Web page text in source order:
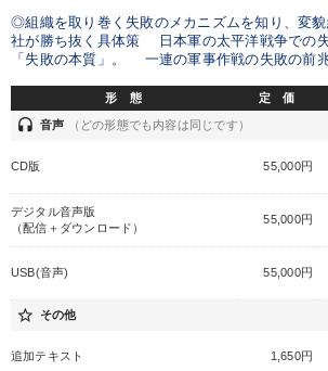
◎組織を取り巻く失敗のメカニズムを知り、変
社が勝ち抜く具体策 日本軍の太平洋戦争での
「失敗の本質」。 一連の軍事作戦の失敗の前兆
形 態 定 価
headset 音声 （どの形態でも内容は同じです）
CD版 55,000円
デジタル音声版
（配信＋ダウンロード）
55,000円
USB(音声) 55,000円
star_border その他
追加テキスト 1,650円